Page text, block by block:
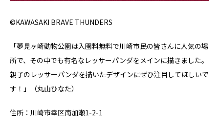
©KAWASAKI BRAVE THUNDERS
「夢見ヶ崎動物公園は入園料無料で川崎市民の皆さんに人気の場
所で、その中でも有名なレッサーパンダをメインに描きました。
親子のレッサーパンダを描いたデザインにぜひ注目してほしいで
す！」（丸山ひなた）
住所：川崎市幸区南加瀬1-2-1